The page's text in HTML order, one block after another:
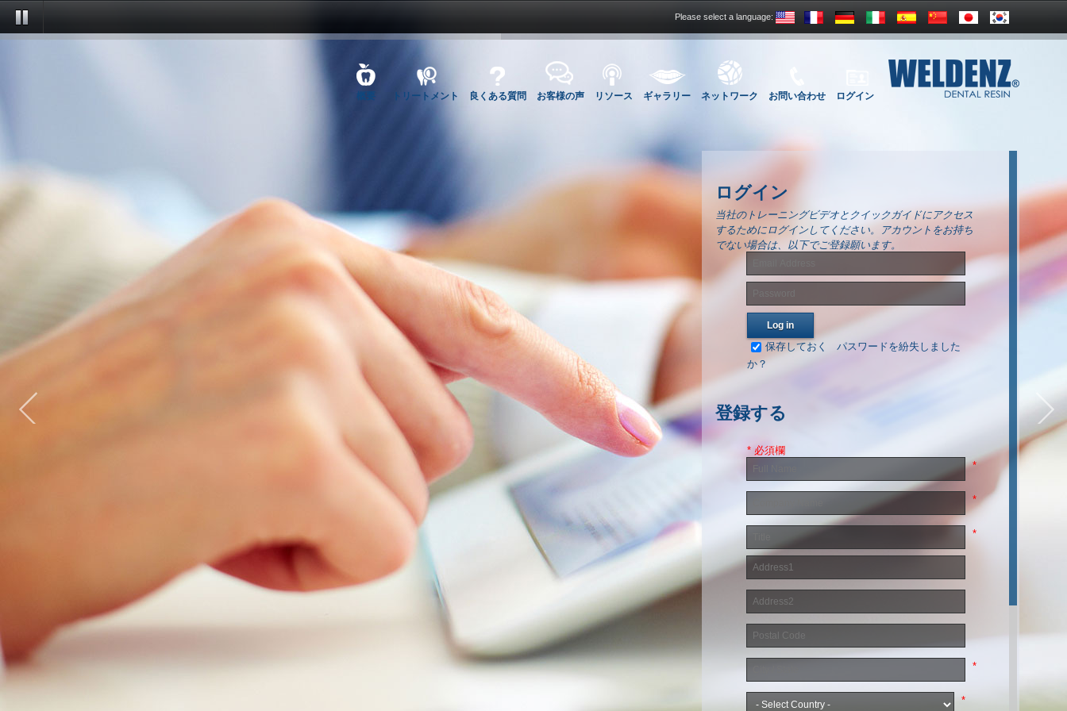
Please select a language:
概要 トリートメント 良くある質問 お客様の声 リソース ギャラリー ネットワーク お問い合わせ ログイン
ログイン
当社のトレーニングビデオとクイックガイドにアクセス
するためにログインしてください。アカウントをお持ち
でない場合は、以下でご登録願います。
保存しておく
パスワードを紛失しました
か？
登録する
* 必須欄
*
*
*
*
*